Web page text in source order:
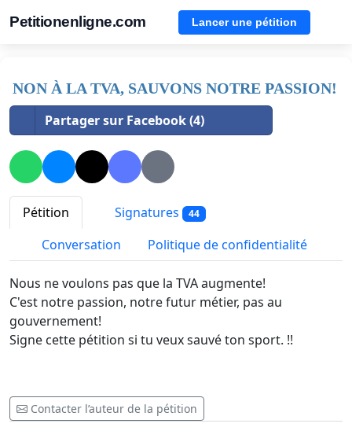
Petitionenligne.com Lancer une pétition
NON À LA TVA, SAUVONS NOTRE PASSION!
Partager sur Facebook (4)
Pétition Signatures 44
Conversation Politique de confidentialité
Nous ne voulons pas que la TVA augmente!
C'est notre passion, notre futur métier, pas au
gouvernement!
Signe cette pétition si tu veux sauvé ton sport. !!
Contacter l’auteur de la pétition